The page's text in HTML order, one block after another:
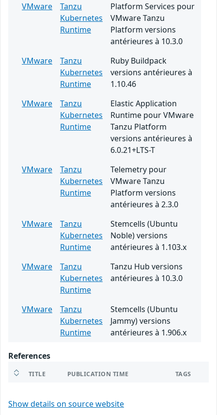
VMware
Tanzu
Kubernetes
Runtime
Platform Services pour
VMware Tanzu
Platform versions
antérieures à 10.3.0
VMware
Tanzu
Kubernetes
Runtime
Ruby Buildpack
versions antérieures à
1.10.46
VMware
Tanzu
Kubernetes
Runtime
Elastic Application
Runtime pour VMware
Tanzu Platform
versions antérieures à
6.0.21+LTS-T
VMware
Tanzu
Kubernetes
Runtime
Telemetry pour
VMware Tanzu
Platform versions
antérieures à 2.3.0
VMware
Tanzu
Kubernetes
Runtime
Stemcells (Ubuntu
Noble) versions
antérieures à 1.103.x
VMware
Tanzu
Kubernetes
Runtime
Tanzu Hub versions
antérieures à 10.3.0
VMware
Tanzu
Kubernetes
Runtime
Stemcells (Ubuntu
Jammy) versions
antérieures à 1.906.x
References
TITLE PUBLICATION TIME TAGS
Show details on source website